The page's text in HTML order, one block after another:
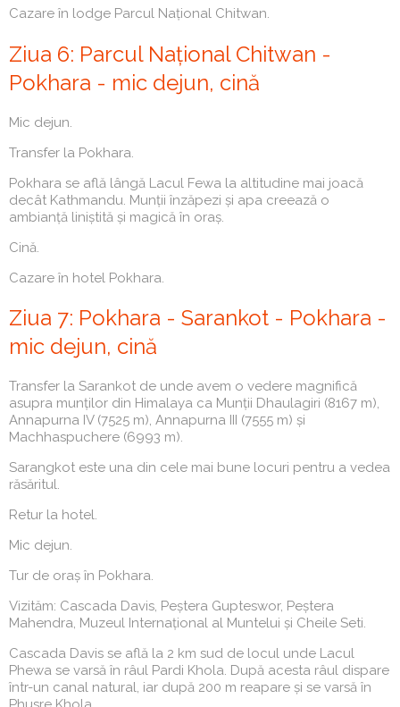
Cazare în lodge Parcul Național Chitwan.
Ziua 6: Parcul Național Chitwan -
Pokhara - mic dejun, cină
Mic dejun.
Transfer la Pokhara.
Pokhara se află lângă Lacul Fewa la altitudine mai joacă
decât Kathmandu. Munții înzăpezi și apa creează o
ambianță liniștită și magică în oraș.
Cină.
Cazare în hotel Pokhara.
Ziua 7: Pokhara - Sarankot - Pokhara -
mic dejun, cină
Transfer la Sarankot de unde avem o vedere magnifică
asupra munților din Himalaya ca Munții Dhaulagiri (8167 m),
Annapurna IV (7525 m), Annapurna III (7555 m) și
Machhaspuchere (6993 m).
Sarangkot este una din cele mai bune locuri pentru a vedea
răsăritul.
Retur la hotel.
Mic dejun.
Tur de oraș în Pokhara.
Vizităm: Cascada Davis, Peștera Gupteswor, Peștera
Mahendra, Muzeul Internațional al Muntelui și Cheile Seti.
Cascada Davis se află la 2 km sud de locul unde Lacul
Phewa se varsă în râul Pardi Khola. După acesta râul dispare
într-un canal natural, iar după 200 m reapare și se varsă în